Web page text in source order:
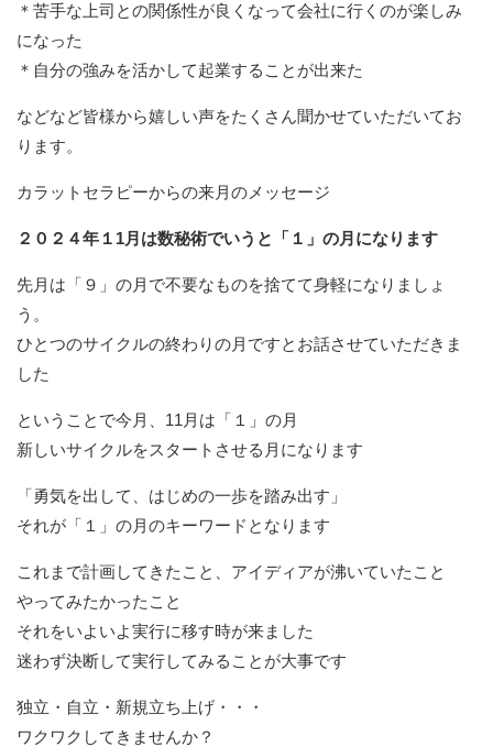
＊苦手な上司との関係性が良くなって会社に行くのが楽しみ
になった
＊自分の強みを活かして起業することが出来た
などなど皆様から嬉しい声をたくさん聞かせていただいてお
ります。
カラットセラピーからの来月のメッセージ
２０２４年１1月は数秘術でいうと「１」の月になります
先月は「９」の月で不要なものを捨てて身軽になりましょ
う。
ひとつのサイクルの終わりの月ですとお話させていただきま
した
ということで今月、11月は「１」の月
新しいサイクルをスタートさせる月になります
「勇気を出して、はじめの一歩を踏み出す」
それが「１」の月のキーワードとなります
これまで計画してきたこと、アイディアが沸いていたこと
やってみたかったこと
それをいよいよ実行に移す時が来ました
迷わず決断して実行してみることが大事です
独立・自立・新規立ち上げ・・・
ワクワクしてきませんか？